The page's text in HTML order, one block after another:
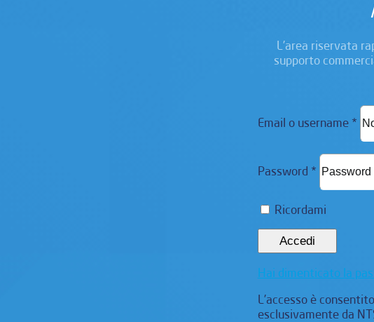
L’area riservata
supporto
Email o username *
Password *
Ricordami
Accedi
Hai dimenticato la
L’accesso è
esclusivamente da